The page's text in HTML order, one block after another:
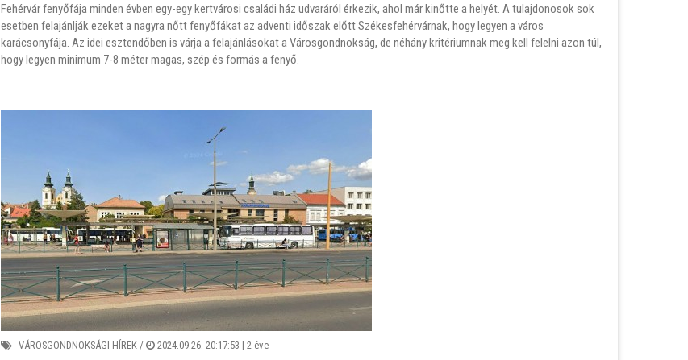
Fehérvár fenyőfája minden évben egy-egy kertvárosi családi ház udvaráról érkezik, ahol már kinőtte a helyét. A tulajdonosok sok
esetben felajánlják ezeket a nagyra nőtt fenyőfákat az adventi időszak előtt Székesfehérvárnak, hogy legyen a város
karácsonyfája. Az idei esztendőben is várja a felajánlásokat a Városgondnokság, de néhány kritériumnak meg kell felelni azon túl,
hogy legyen minimum 7-8 méter magas, szép és formás a fenyő.
VÁROSGONDNOKSÁGI HÍREK / 2024.09.26. 20:17:53 | 2 éve